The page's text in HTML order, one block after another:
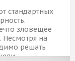
стандартных
зловещее
Несмотря на
решать